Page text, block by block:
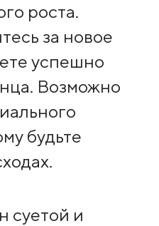
роста.
за новое
успешно
Возможно
будьте
суетой и